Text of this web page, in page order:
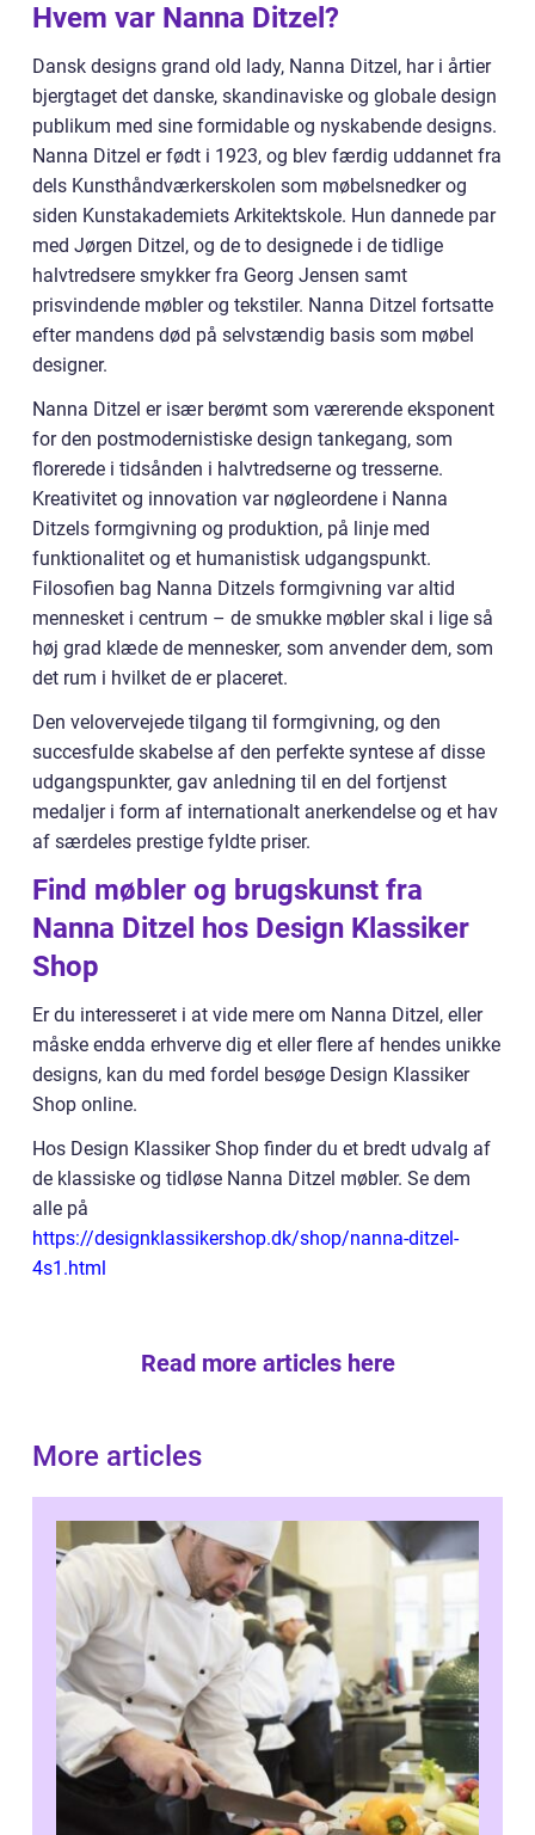
Hvem var Nanna Ditzel?
Dansk designs grand old lady, Nanna Ditzel, har i årtier
bjergtaget det danske, skandinaviske og globale design
publikum med sine formidable og nyskabende designs.
Nanna Ditzel er født i 1923, og blev færdig uddannet fra
dels Kunsthåndværkerskolen som møbelsnedker og
siden Kunstakademiets Arkitektskole. Hun dannede par
med Jørgen Ditzel, og de to designede i de tidlige
halvtredsere smykker fra Georg Jensen samt
prisvindende møbler og tekstiler. Nanna Ditzel fortsatte
efter mandens død på selvstændig basis som møbel
designer.
Nanna Ditzel er især berømt som værerende eksponent
for den postmodernistiske design tankegang, som
florerede i tidsånden i halvtredserne og tresserne.
Kreativitet og innovation var nøgleordene i Nanna
Ditzels formgivning og produktion, på linje med
funktionalitet og et humanistisk udgangspunkt.
Filosofien bag Nanna Ditzels formgivning var altid
mennesket i centrum – de smukke møbler skal i lige så
høj grad klæde de mennesker, som anvender dem, som
det rum i hvilket de er placeret.
Den velovervejede tilgang til formgivning, og den
succesfulde skabelse af den perfekte syntese af disse
udgangspunkter, gav anledning til en del fortjenst
medaljer i form af internationalt anerkendelse og et hav
af særdeles prestige fyldte priser.
Find møbler og brugskunst fra
Nanna Ditzel hos Design Klassiker
Shop
Er du interesseret i at vide mere om Nanna Ditzel, eller
måske endda erhverve dig et eller flere af hendes unikke
designs, kan du med fordel besøge Design Klassiker
Shop online.
Hos Design Klassiker Shop finder du et bredt udvalg af
de klassiske og tidløse Nanna Ditzel møbler. Se dem
alle på
https://designklassikershop.dk/shop/nanna-ditzel-
4s1.html
Read more articles here
More articles